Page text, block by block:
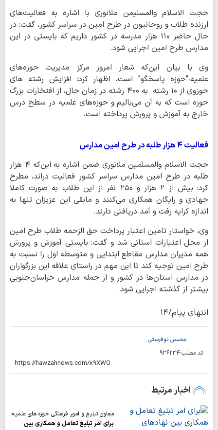
حجت الاسلام والمسلیمن ملانوری‌ با اشاره به فعالیت‌های
ارزنده طلاب و روحانیون‌ در طرح امین در سراسر کشور، گفت: در
حال حاضر ۱۱۰ هزار مدرسه در کشور داریم که بایستی در این
مدارس طرح امین اجرایی شود.
وی با بیان این‌که‌ شعار امروز مرکز مدیریت حوزه‌های
علمیه،"حوزه پاسخگو" است، اظهار کرد: افزایش رشته های
حوزوی از ۱۰ رشته به ۴۰۰ رشته‌ در زمان حال، از افتخارات بزرگ
حوزه است که به آن می‌بالیم‌ و حوزه‌های علمیه در سطح درس
خارج به آموزش‌ و پرورش پرداخته است.
فعالیت ۴ هزار طلبه در طرح امین مدارس
حجت الاسلام والمسلمین ملانوری ضمن اشاره به این‌که ۴ هزار
طلبه در طرح امین مدارس سراسر کشور فعالیت دراند، مطرح
کرد: بیش از ۲ هزار و ۲۵۰ نفر از این طلاب به صورت کاملا
جهادی و رایگان همکاری‌ می‌کنند و مابقی این عزیزان تنها به
اندازه کرایه رفت و آمد دریافتی دارند.
وی، خواستار تامین اعتبار پرداخت حق الزحمه طلاب طرح امین
از محل اعتبارات استانی شد و گفت: بایستی آموزش و پرورش
همه مدیران مدارس مقاطع ابتدایی و متوسطه اول را نسبت به
طرح امین توجیه کند تا این مهم در راستای علاقه این بزرگواران
در مدارس استان‌ها در کشور و از جمله مدارس خراسان‌جنوبی
بیشتر از گذشته اجرایی شود.
انتهای پیام/۱۴
محسن نوفرستی
کد مطلب:936234
اخبار مرتبط
معاون تبلیغ و امور فرهنگی حوزه های علمیه:
برای امر تبلیغ تعامل و همکاری بین